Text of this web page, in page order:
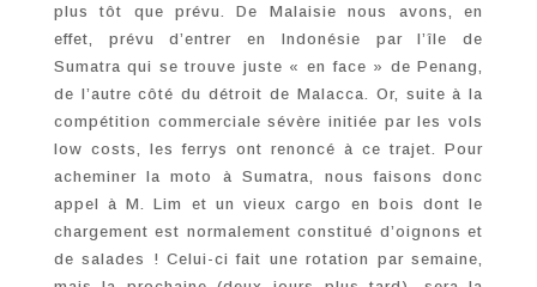
plus tôt que prévu. De Malaisie nous avons, en
effet, prévu d’entrer en Indonésie par l’île de
Sumatra qui se trouve juste « en face » de Penang,
de l’autre côté du détroit de Malacca. Or, suite à la
compétition commerciale sévère initiée par les vols
low costs, les ferrys ont renoncé à ce trajet. Pour
acheminer la moto à Sumatra, nous faisons donc
appel à M. Lim et un vieux cargo en bois dont le
chargement est normalement constitué d’oignons et
de salades ! Celui-ci fait une rotation par semaine,